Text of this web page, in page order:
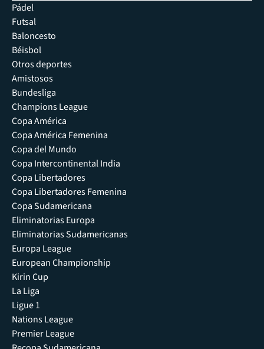
Pádel
Futsal
Baloncesto
Béisbol
Otros deportes
Amistosos
Bundesliga
Champions League
Copa América
Copa América Femenina
Copa del Mundo
Copa Intercontinental India
Copa Libertadores
Copa Libertadores Femenina
Copa Sudamericana
Eliminatorias Europa
Eliminatorias Sudamericanas
Europa League
European Championship
Kirin Cup
La Liga
Ligue 1
Nations League
Premier League